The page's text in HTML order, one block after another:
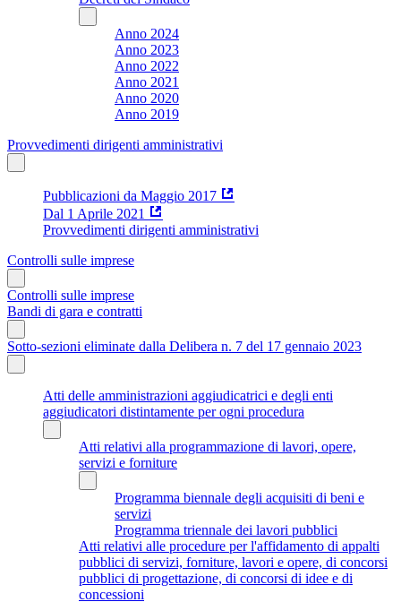
Anno 2024
Anno 2023
Anno 2022
Anno 2021
Anno 2020
Anno 2019
Provvedimenti dirigenti amministrativi
Pubblicazioni da Maggio 2017
Dal 1 Aprile 2021
Provvedimenti dirigenti amministrativi
Controlli sulle imprese
Controlli sulle imprese
Bandi di gara e contratti
Sotto-sezioni eliminate dalla Delibera n. 7 del 17 gennaio 2023
Atti delle amministrazioni aggiudicatrici e degli enti
aggiudicatori distintamente per ogni procedura
Atti relativi alla programmazione di lavori, opere,
servizi e forniture
Programma biennale degli acquisiti di beni e
servizi
Programma triennale dei lavori pubblici
Atti relativi alle procedure per l'affidamento di appalti
pubblici di servizi, forniture, lavori e opere, di concorsi
pubblici di progettazione, di concorsi di idee e di
concessioni